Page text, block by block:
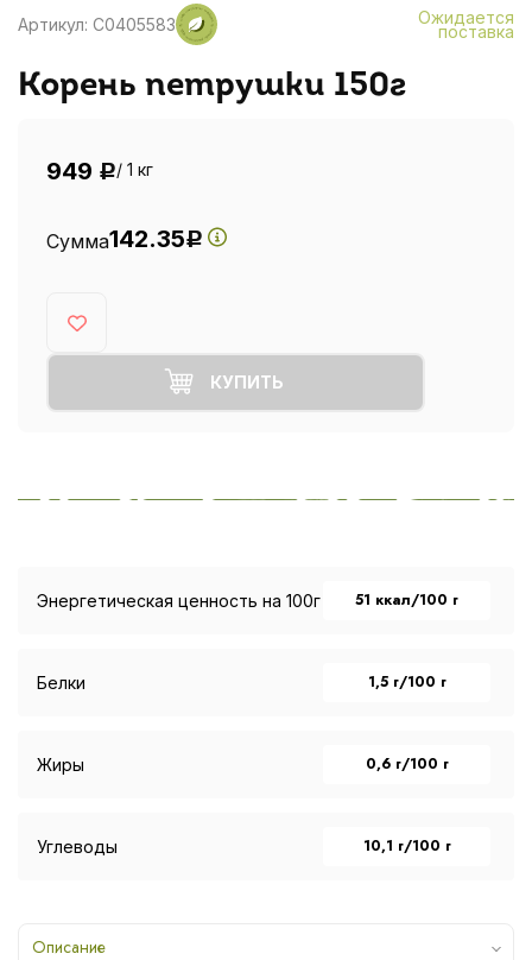
Артикул: C0405583 Ожидается
поставка
Корень петрушки 150г
949 Р/ 1 кг
Сумма142.35Р
КУПИТЬ
Энергетическая ценность на 100г 51 ккал/100 г
Белки 1,5 г/100 г
Жиры 0,6 г/100 г
Углеводы 10,1 г/100 г
Описание